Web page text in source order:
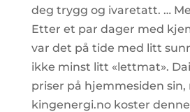
deg trygg og ivaretatt. …
Etter et par dager med
var det på tide med litt
ikke minst litt «lettmat».
priser på hjemmesiden sin,
kingenergi.no koster